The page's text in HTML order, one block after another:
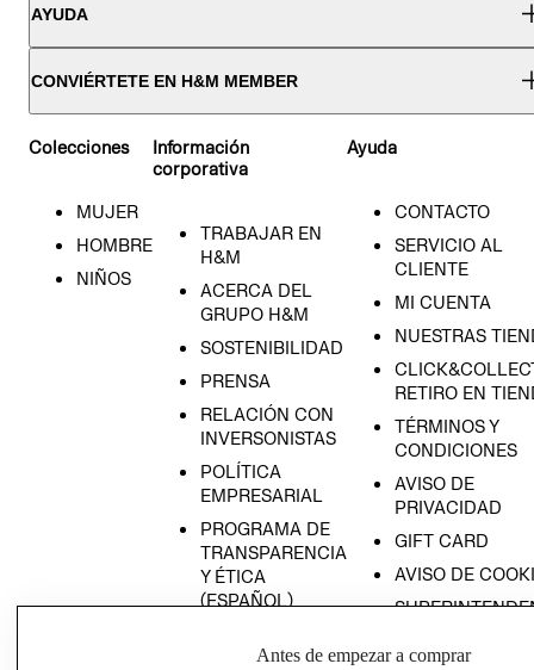
AYUDA
CONVIÉRTETE EN H&M MEMBER
Colecciones
MUJER
HOMBRE
NIÑOS
Información
corporativa
TRABAJAR EN
H&M
ACERCA DEL
GRUPO H&M
SOSTENIBILIDAD
PRENSA
RELACIÓN CON
INVERSONISTAS
POLÍTICA
EMPRESARIAL
PROGRAMA DE
TRANSPARENCIA
Y ÉTICA
(ESPAÑOL)
TRANSPARENCIA
Ayuda
CONTACTO
SERVICIO AL
CLIENTE
MI CUENTA
NUESTRAS
RETIRO EN
TÉRMINOS Y
CONDICIONES
AVISO DE
PRIVACIDAD
GIFT CARD
AVISO DE
COMERCIO - SIC
Antes de empezar a comprar